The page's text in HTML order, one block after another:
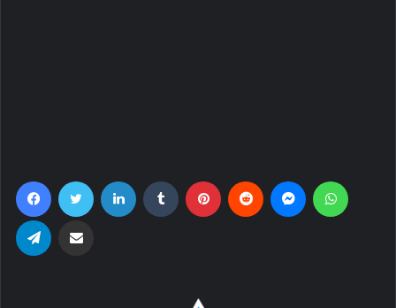
FacebookTwitter LinkedIn Tumblr Pinterest Reddit Messenger
Telegram Share via Email